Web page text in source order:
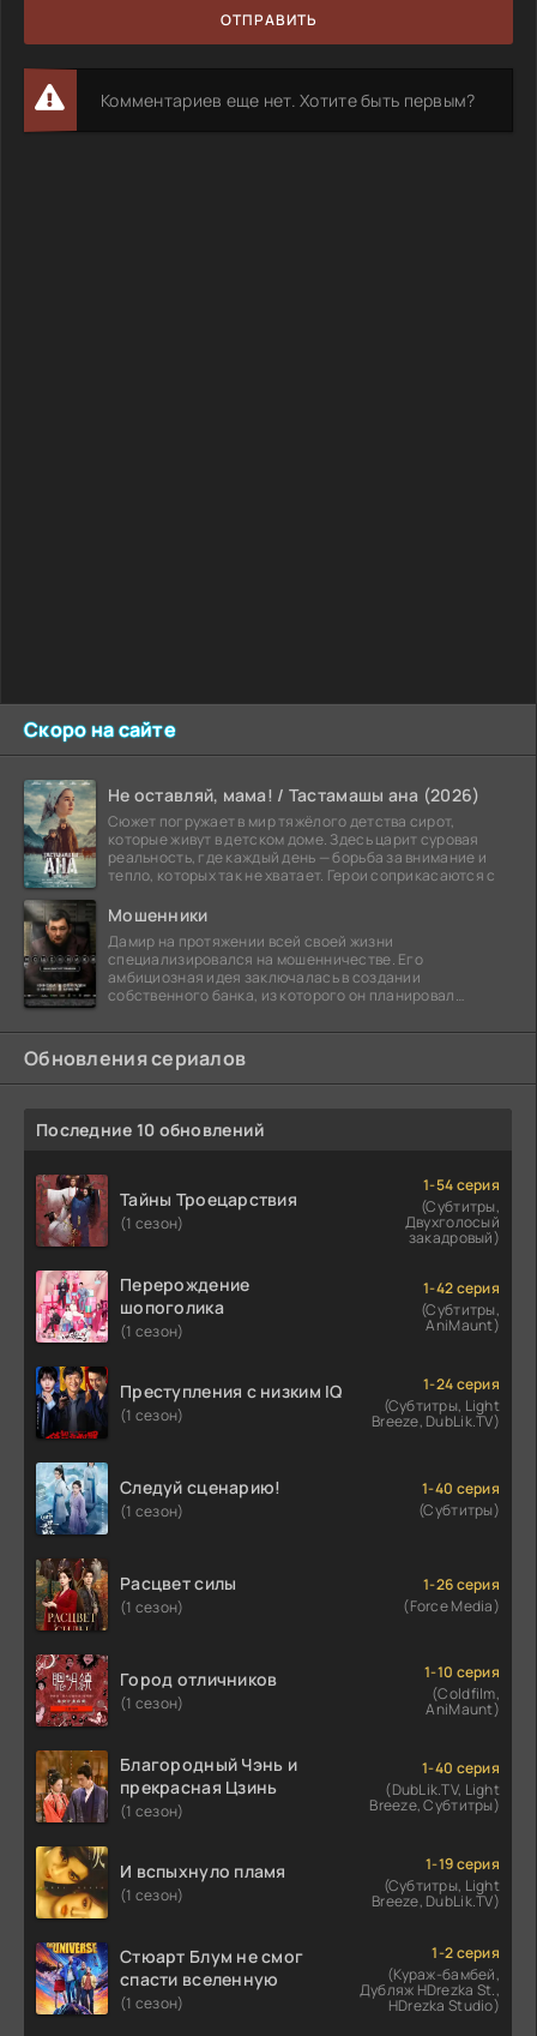
Скоро на сайте
Не оставляй, мама! / Тастамашы ана (2026)
Сюжет погружает в мир тяжёлого детства сирот,
которые живут в детском доме. Здесь царит суровая
реальность, где каждый день — борьба за внимание и
тепло, которых так не хватает. Герои соприкасаются с
Мошенники
Дамир на протяжении всей своей жизни
специализировался на мошенничестве. Его
амбициозная идея заключалась в создании
собственного банка, из которого он планировал
Обновления сериалов
Последние 10 обновлений
Тайны Троецарствия
(1 сезон)
1-54 серия
(Субтитры,
Двухголосый
закадровый)
Перерождение
шопоголика
(1 сезон)
1-42 серия
(Субтитры,
AniMaunt)
Преступления с низким IQ
(1 сезон)
1-24 серия
(Субтитры, Light
Breeze, DubLik.TV)
Следуй сценарию!
(1 сезон)
1-40 серия
(Субтитры)
Расцвет силы
(1 сезон)
1-26 серия
(Force Media)
Город отличников
(1 сезон)
1-10 серия
(Coldfilm,
AniMaunt)
Благородный Чэнь и
прекрасная Цзинь
(1 сезон)
1-40 серия
(DubLik.TV, Light
Breeze, Субтитры)
И вспыхнуло пламя
(1 сезон)
1-19 серия
(Субтитры, Light
Breeze, DubLik.TV)
Стюарт Блум не смог
спасти вселенную
(1 сезон)
1-2 серия
(Кураж-бамбей,
Дубляж HDrezka St.,
HDrezka Studio)
ОТПРАВИТЬ
Комментариев еще нет. Хотите быть первым?